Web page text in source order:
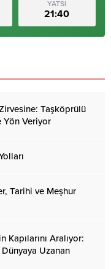
YATSI
21:40
Taşköprülü
Yön Veriyor
Tarihi ve Meşhur
Aralıyor:
Uzanan